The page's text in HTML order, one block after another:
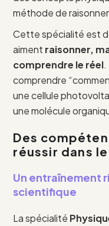
méthode de
Cette spécialité est
aiment raisonner,
comprendre le réel
comprendre
une cellule
une molécule
Des
réussir dans
Un entraînement
scientifique
La spécialité